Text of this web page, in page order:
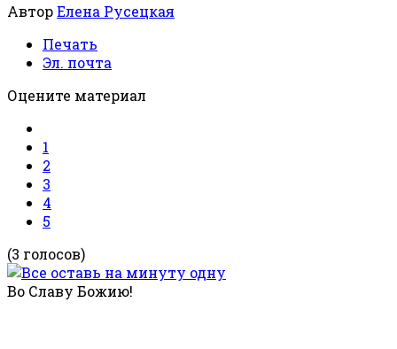
АвторЕлена Русецкая
Печать
Эл. почта
Оцените материал
1
2
3
4
5
(3 голосов)
Во Славу Божию!